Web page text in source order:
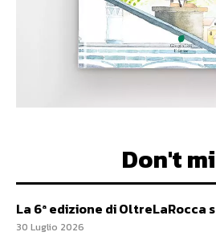
Don't
La 6ª edizione di OltreLaRocca
30 Luglio 2026